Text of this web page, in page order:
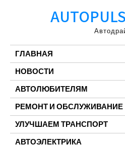
ГЛАВНАЯ
НОВОСТИ
АВТОЛЮБИТЕЛЯМ
РЕМОНТ И ОБСЛУЖИВАНИЕ
УЛУЧШАЕМ ТРАНСПОРТ
АВТОЭЛЕКТРИКА